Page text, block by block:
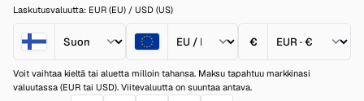
Laskutusvaluutta: EUR (EU) / USD (US)
€
Voit vaihtaa kieltä tai aluetta milloin tahansa. Maksu tapahtuu markkinasi
valuutassa (EUR tai USD). Viitevaluutta on suuntaa antava.